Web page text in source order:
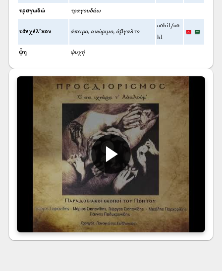
τραγωδώ τραγουδάω
τσ̌εχέλ’κον άπειρο, ανώριμο, άβγαλτο
cehil/ce
hl
ψ̌η ψυχή